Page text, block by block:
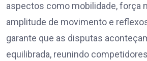
aspectos como mobilidade, força
amplitude de movimento e
garante que as disputas
equilibrada, reunindo